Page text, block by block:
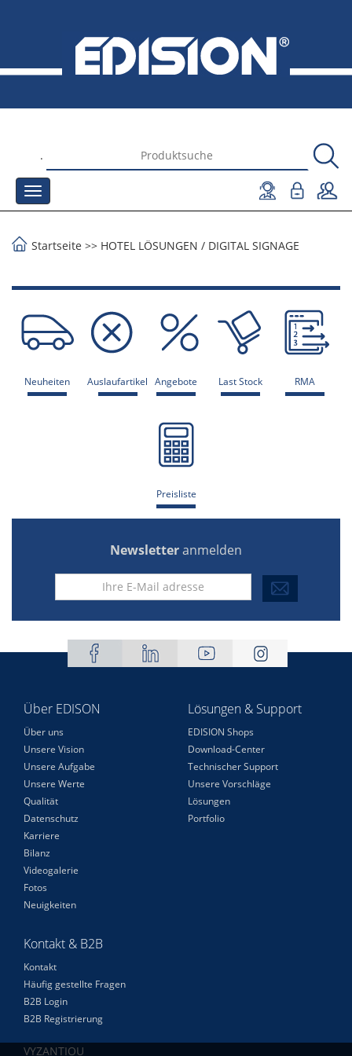
.
Startseite >> HOTEL LÖSUNGEN / DIGITAL SIGNAGE
Neuheiten Auslaufartikel Angebote Last Stock RMA
Preisliste
Newsletteranmelden
Über EDISON
Über uns
Unsere Vision
Unsere Aufgabe
Unsere Werte
Qualität
Datenschutz
Karriere
Bilanz
Videogalerie
Fotos
Neuigkeiten
Lösungen & Support
EDISION Shops
Download-Center
Technischer Support
Unsere Vorschläge
Lösungen
Portfolio
Kontakt & B2B
Kontakt
Häufig gestellte Fragen
B2B Login
B2B Registrierung
VYZANTIOU